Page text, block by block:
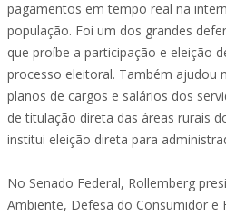
pagamentos em tempo real na
população. Foi um dos grandes
que proíbe a participação e eleição
processo eleitoral. Também ajudou
planos de cargos e salários dos
de titulação direta das áreas rurais
institui eleição direta para
No Senado Federal, Rollemberg
Ambiente, Defesa do Consumidor e